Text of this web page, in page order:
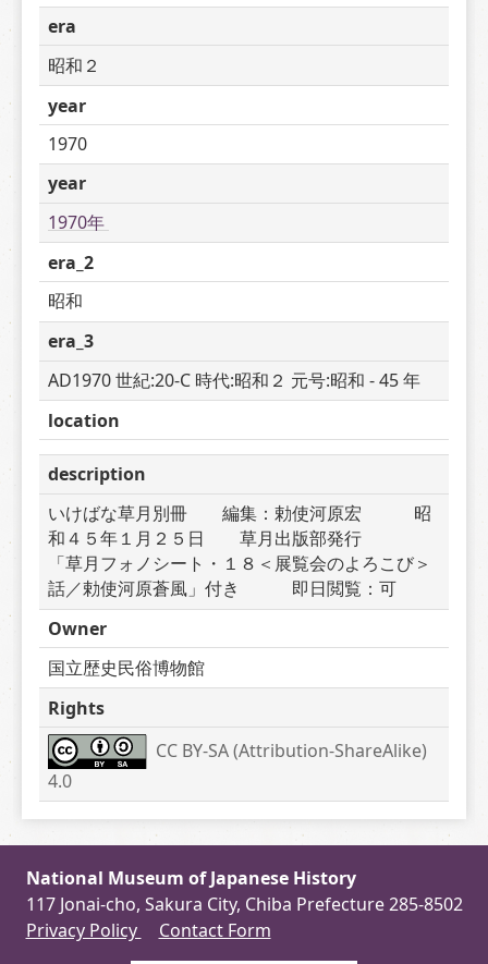
era
昭和２
year
1970
year
1970年
era_2
昭和
era_3
AD1970 世紀:20-C 時代:昭和２ 元号:昭和 - 45 年
location
description
いけばな草月別冊　　編集：勅使河原宏　　　昭
和４５年１月２５日　　草月出版部発行
「草月フォノシート・１８＜展覧会のよろこび＞
話／勅使河原蒼風」付き　　　即日閲覧：可
Owner
国立歴史民俗博物館
Rights
CC BY-SA (Attribution-ShareAlike)
4.0
National Museum of Japanese History
117 Jonai-cho, Sakura City, Chiba Prefecture 285-8502
Privacy Policy
Contact Form